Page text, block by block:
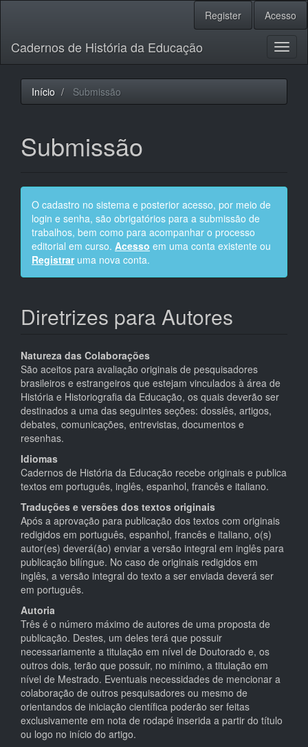
principal
Barra
Lateral
Register Acesso
Cadernos de História da Educação
Início Submissão
Submissão
O cadastro no sistema e posterior acesso, por meio de
login e senha, são obrigatórios para a submissão de
trabalhos, bem como para acompanhar o processo
editorial em curso. Acesso em uma conta existente ou
Registraruma nova conta.
Diretrizes para Autores
Natureza das Colaborações
São aceitos para avaliação originais de pesquisadores
brasileiros e estrangeiros que estejam vinculados à área de
História e Historiografia da Educação, os quais deverão ser
destinados a uma das seguintes seções: dossiês, artigos,
debates, comunicações, entrevistas, documentos e
resenhas.
Idiomas
Cadernos de História da Educação recebe originais e publica
textos em português, inglês, espanhol, francês e italiano.
Traduções e versões dos textos originais
Após a aprovação para publicação dos textos com originais
redigidos em português, espanhol, francês e italiano, o(s)
autor(es) deverá(ão) enviar a versão integral em inglês para
publicação bilíngue. No caso de originais redigidos em
inglês, a versão integral do texto a ser enviada deverá ser
em português.
Autoria
Três é o número máximo de autores de uma proposta de
publicação. Destes, um deles terá que possuir
necessariamente a titulação em nível de Doutorado e, os
outros dois, terão que possuir, no mínimo, a titulação em
nível de Mestrado. Eventuais necessidades de mencionar a
colaboração de outros pesquisadores ou mesmo de
orientandos de iniciação científica poderão ser feitas
exclusivamente em nota de rodapé inserida a partir do título
ou logo no início do artigo.